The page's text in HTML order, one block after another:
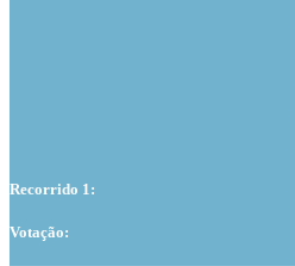
Recorrido 1:
Votação: